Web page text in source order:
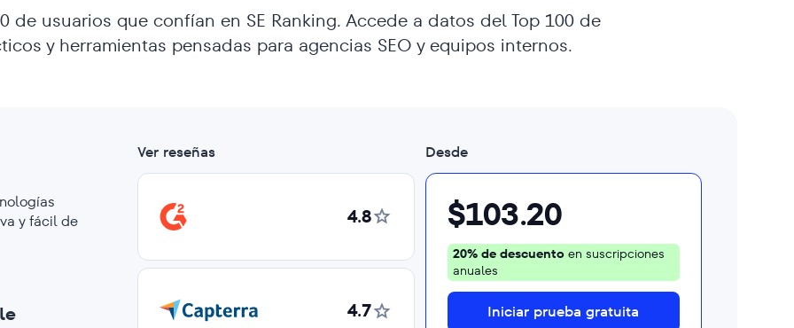
de usuarios que confían en SE Ranking. Accede a datos del Top 100 de
y herramientas pensadas para agencias SEO y equipos internos.
y fácil de
Ver reseñas Desde
4.8
4.7
$103.20
20% de descuentoen suscripciones
anuales
Iniciar prueba gratuita